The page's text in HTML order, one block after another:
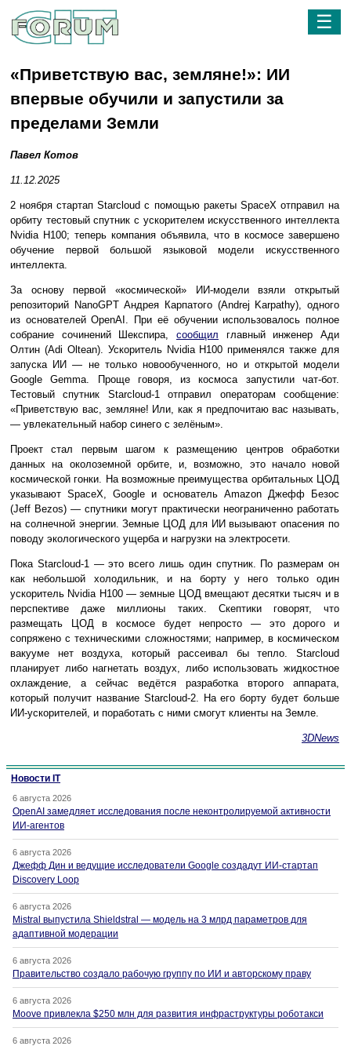
☰
«Приветствую вас, земляне!»: ИИ
впервые обучили и запустили за
пределами Земли
Павел Котов
11.12.2025
2 ноября стартап Starcloud с помощью ракеты SpaceX отправил на
орбиту тестовый спутник с ускорителем искусственного интеллекта
Nvidia H100; теперь компания объявила, что в космосе завершено
обучение первой большой языковой модели искусственного
интеллекта.
За основу первой «космической» ИИ-модели взяли открытый
репозиторий NanoGPT Андрея Карпатого (Andrej Karpathy), одного
из основателей OpenAI. При её обучении использовалось полное
собрание сочинений Шекспира, сообщил главный инженер Ади
Олтин (Adi Oltean). Ускоритель Nvidia H100 применялся также для
запуска ИИ — не только новообученного, но и открытой модели
Google Gemma. Проще говоря, из космоса запустили чат-бот.
Тестовый спутник Starcloud-1 отправил операторам сообщение:
«Приветствую вас, земляне! Или, как я предпочитаю вас называть,
— увлекательный набор синего с зелёным».
Проект стал первым шагом к размещению центров обработки
данных на околоземной орбите, и, возможно, это начало новой
космической гонки. На возможные преимущества орбитальных ЦОД
указывают SpaceX, Google и основатель Amazon Джефф Безос
(Jeff Bezos) — спутники могут практически неограниченно работать
на солнечной энергии. Земные ЦОД для ИИ вызывают опасения по
поводу экологического ущерба и нагрузки на электросети.
Пока Starcloud-1 — это всего лишь один спутник. По размерам он
как небольшой холодильник, и на борту у него только один
ускоритель Nvidia H100 — земные ЦОД вмещают десятки тысяч и в
перспективе даже миллионы таких. Скептики говорят, что
размещать ЦОД в космосе будет непросто — это дорого и
сопряжено с техническими сложностями; например, в космическом
вакууме нет воздуха, который рассеивал бы тепло. Starcloud
планирует либо нагнетать воздух, либо использовать жидкостное
охлаждение, а сейчас ведётся разработка второго аппарата,
который получит название Starcloud-2. На его борту будет больше
ИИ-ускорителей, и поработать с ними смогут клиенты на Земле.
3DNews
Новости IT
6 августа 2026
OpenAI замедляет исследования после неконтролируемой активности
ИИ-агентов
6 августа 2026
Джефф Дин и ведущие исследователи Google создадут ИИ-стартап
Discovery Loop
6 августа 2026
Mistral выпустила Shieldstral — модель на 3 млрд параметров для
адаптивной модерации
6 августа 2026
Правительство создало рабочую группу по ИИ и авторскому праву
6 августа 2026
Moove привлекла $250 млн для развития инфраструктуры роботакси
6 августа 2026